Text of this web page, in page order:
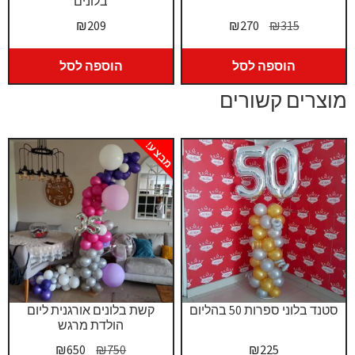
₪209
הוספה לסל
₪315
המחיר
היה:
₪315.
₪270
₪270.
הוספה לסל
מוצרים קשורים
קשת בלונים אורגנית ליום
הולדת מרגש
מבצע!
₪750
המחיר
₪650
המחיר
סטנד בלוני ספרות 50 בהליום
₪225